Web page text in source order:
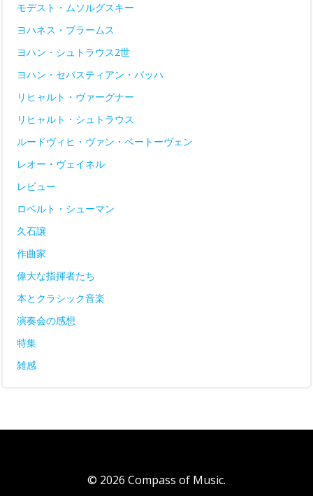
モデスト・ムソルグスキー
ヨハネス・ブラームス
ヨハン・シュトラウス2世
ヨハン・セバスティアン・バッハ
リヒャルト・ヴァーグナー
リヒャルト・シュトラウス
ルードヴィヒ・ヴァン・ベートーヴェン
レオー・ヴェイネル
レビュー
ロベルト・シューマン
久石譲
作曲家
偉大な指揮者たち
本とクラシック音楽
演奏会の感想
特集
雑感
© 2026 Compass of Music.